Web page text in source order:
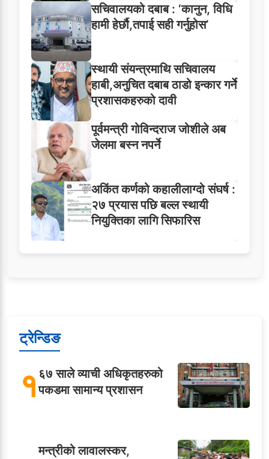
सचिवालयको दबाब : ‘कानुन, विधि
हामी हेर्छौ,तपाई सही गर्नुहोस’
स्थायी संयन्त्रमाथि सचिवालय
हाबी,अनुचित दबाब ठाडो इन्कार गर्ने
प्रशासकहरुको दावी
पूर्वमन्त्री गोविन्दराज जोशीले अब
जेलमा बस्न नपर्ने
अकिंत कर्णको कहालीलाग्दो संघर्ष :
२७ प्रयास पछि बल्ल स्थायी
नियुक्तिका लागि सिफारिस
ट्रेन्डिङ
१६७ साले व्याची अधिकृतहरुको
पकडमा सामान्य प्रशासन
मन्त्रीको लावालस्कर,